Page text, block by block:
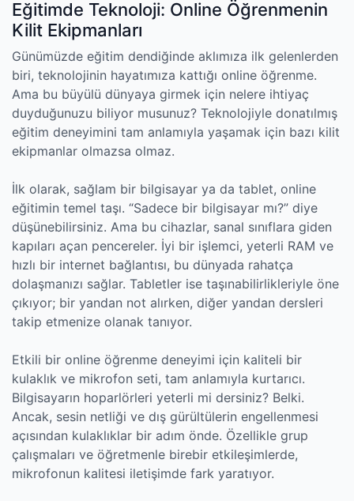
Eğitimde Teknoloji: Online Öğrenmenin
Kilit Ekipmanları
Günümüzde eğitim dendiğinde aklımıza ilk gelenlerden
biri, teknolojinin hayatımıza kattığı online öğrenme.
Ama bu büyülü dünyaya girmek için nelere ihtiyaç
duyduğunuzu biliyor musunuz? Teknolojiyle donatılmış
eğitim deneyimini tam anlamıyla yaşamak için bazı kilit
ekipmanlar olmazsa olmaz.
İlk olarak, sağlam bir bilgisayar ya da tablet, online
eğitimin temel taşı. “Sadece bir bilgisayar mı?” diye
düşünebilirsiniz. Ama bu cihazlar, sanal sınıflara giden
kapıları açan pencereler. İyi bir işlemci, yeterli RAM ve
hızlı bir internet bağlantısı, bu dünyada rahatça
dolaşmanızı sağlar. Tabletler ise taşınabilirlikleriyle öne
çıkıyor; bir yandan not alırken, diğer yandan dersleri
takip etmenize olanak tanıyor.
Etkili bir online öğrenme deneyimi için kaliteli bir
kulaklık ve mikrofon seti, tam anlamıyla kurtarıcı.
Bilgisayarın hoparlörleri yeterli mi dersiniz? Belki.
Ancak, sesin netliği ve dış gürültülerin engellenmesi
açısından kulaklıklar bir adım önde. Özellikle grup
çalışmaları ve öğretmenle birebir etkileşimlerde,
mikrofonun kalitesi iletişimde fark yaratıyor.